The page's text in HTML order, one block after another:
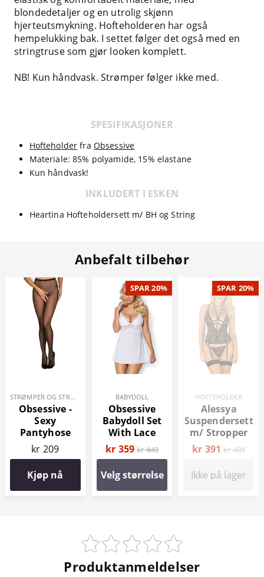
blondedetaljer og en utrolig skjønn
hjerteutsmykning. Hofteholderen har også
hempelukking bak. I settet følger det også med en
stringtruse som gjør looken komplett.
NB! Kun håndvask. Strømper følger ikke med.
SPESIFIKASJONER
Hofteholder fra Obsessive
Materiale: 85% polyamide, 15% elastane
Kun håndvask!
INKLUDERT I ESKEN
Heartina Hofteholdersett m/ BH og String
Anbefalt tilbehør
STRØMPER OG STRØMPEBUKSER
Obsessive -
Sexy
Pantyhose
kr 209
Kjøp nå
SPAR 20%
BABYDOLL
Obsessive
Babydoll Set
With Lace
kr 359 kr 449
Velg størrelse
SPAR 20%
HOFTEHOLDER
Alessya
Suspendersett
m/ Stropper
og
Floraldesign
kr 391 kr 489
Ikke på lager
Produktanmeldelser